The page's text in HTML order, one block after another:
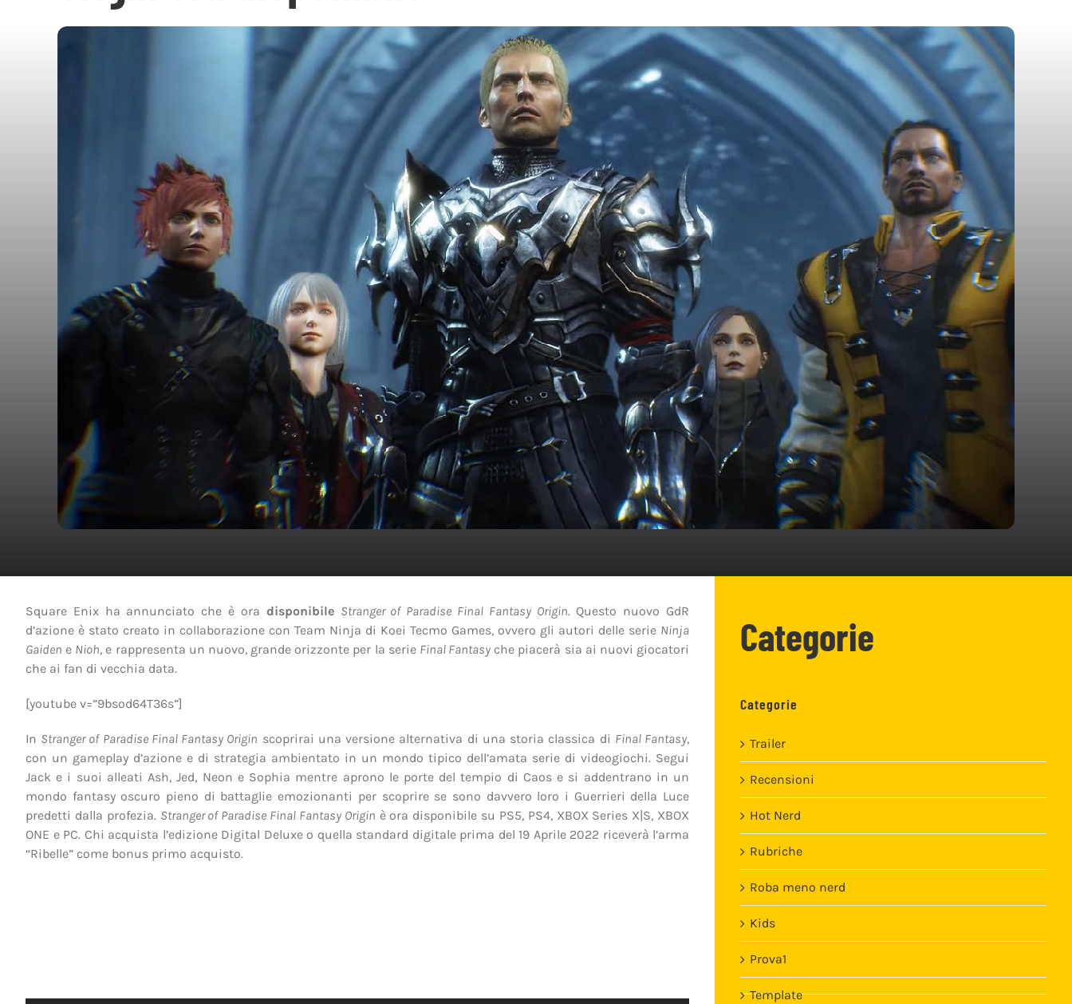
Square Enix ha annunciato che è ora disponibile Stranger of Paradise Final Fantasy Origin. Questo nuovo GdR
d’azione è stato creato in collaborazione con Team Ninja di Koei Tecmo Games, ovvero gli autori delle serie Ninja
Gaiden e Nioh, e rappresenta un nuovo, grande orizzonte per la serie Final Fantasy che piacerà sia ai nuovi giocatori
che ai fan di vecchia data.
[youtube v=”9bsod64T36s”]
In Stranger of Paradise Final Fantasy Origin scoprirai una versione alternativa di una storia classica di Final Fantasy,
con un gameplay d’azione e di strategia ambientato in un mondo tipico dell’amata serie di videogiochi. Segui
Jack e i suoi alleati Ash, Jed, Neon e Sophia mentre aprono le porte del tempio di Caos e si addentrano in un
mondo fantasy oscuro pieno di battaglie emozionanti per scoprire se sono davvero loro i Guerrieri della Luce
predetti dalla profezia. Stranger of Paradise Final Fantasy Origin è ora disponibile su PS5, PS4, XBOX Series X|S, XBOX
ONE e PC. Chi acquista l’edizione Digital Deluxe o quella standard digitale prima del 19 Aprile 2022 riceverà l’arma
“Ribelle” come bonus primo acquisto.
Categorie
Categorie
Trailer
Recensioni
Hot Nerd
Rubriche
Roba meno nerd
Kids
Prova1
Template